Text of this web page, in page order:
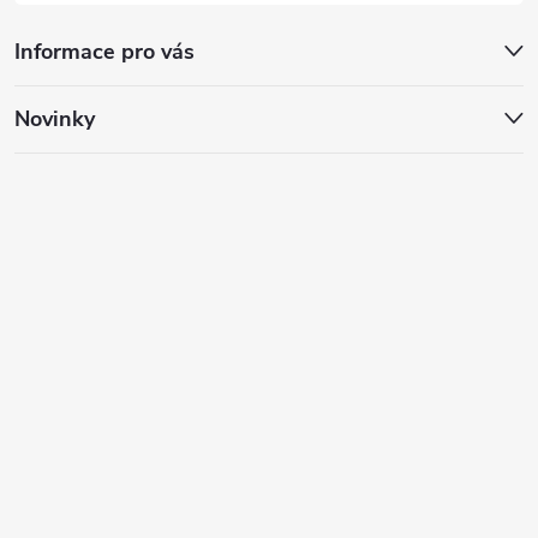
Informace pro vás
Novinky